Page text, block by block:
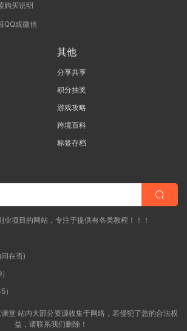
购买说明
QQ或微信
其他
分享共享
积分抽奖
游戏攻略
跨境百科
标签存档
业项目的网站，专注于提供有各类教程！！！
在否)
）
堂 站内大部分资源收集于网络，若侵犯了您的合法权
益，请联系我们删除！